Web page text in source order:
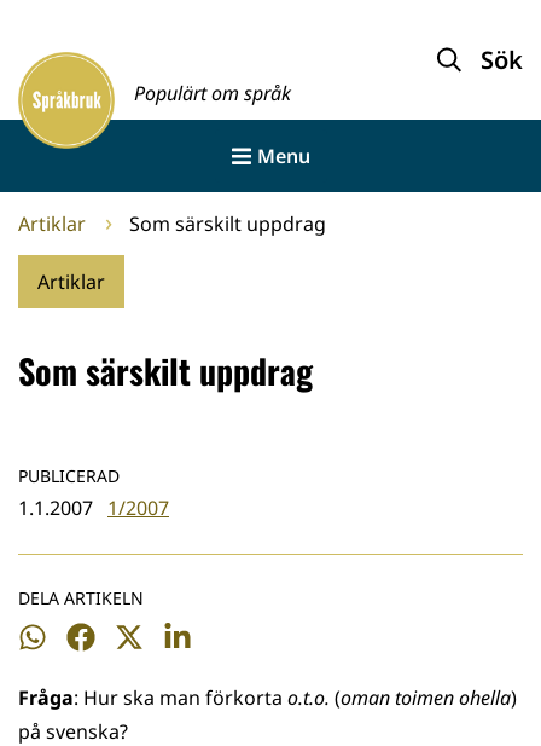
innehållet
Framsida
Populärt om språk
Sök
Menu
Artiklar Som särskilt uppdrag
Artiklar
Som särskilt uppdrag
PUBLICERAD
1.1.2007 1/2007
DELA ARTIKELN
Dela
WhatsApp
Dela
Facebook
Dela
Twitter
Dela
LinkedIn
Fråga: Hur ska man förkorta o.t.o. (oman toimen ohella)
på svenska?